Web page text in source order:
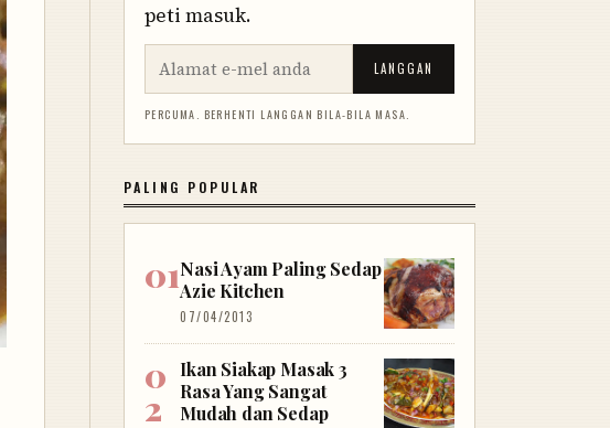
peti masuk.
LANGGAN
PERCUMA. BERHENTI LANGGAN BILA-BILA MASA.
PALING POPULAR
Nasi Ayam Paling Sedap
Azie Kitchen
07/04/2013
Ikan Siakap Masak 3
Rasa Yang Sangat
Mudah dan Sedap